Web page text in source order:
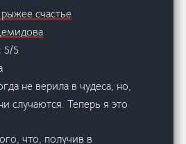
счастье
5/5
не верила в чудеса, но,
случаются. Теперь я это
что, получив в